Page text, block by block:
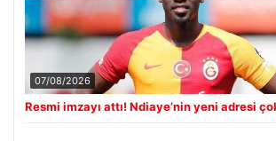
07/08/2026
Resmi imzayı attı! Ndiaye’nin yeni adresi